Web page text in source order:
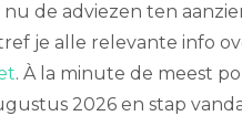
de adviezen ten
je alle relevante info
. À la minute de meest
2026 en stap